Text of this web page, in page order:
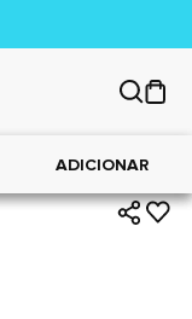
ADICIONAR